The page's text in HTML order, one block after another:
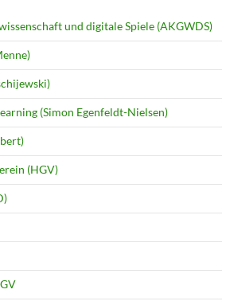
und digitale Spiele (AKGWDS)
(Simon Egenfeldt-Nielsen)
(HGV)